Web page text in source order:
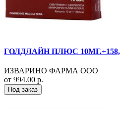
ГОЛДЛАЙН ПЛЮС
ИЗВАРИНО ФАРМА ООО
от 994.00 р.
Под заказ